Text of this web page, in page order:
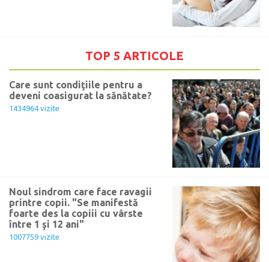
TOP 5 ARTICOLE
Care sunt condiţiile pentru a
deveni coasigurat la sănătate?
1434964 vizite
Noul sindrom care face ravagii
printre copii. "Se manifestă
foarte des la copiii cu vârste
între 1 şi 12 ani"
1007759 vizite